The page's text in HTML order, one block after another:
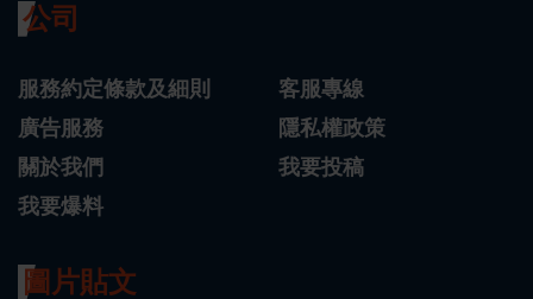
公司
服務約定條款及細則
客服專線
廣告服務
隱私權政策
關於我們
我要投稿
我要爆料
圖片貼文